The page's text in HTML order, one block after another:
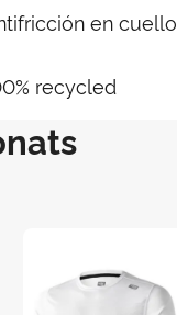
en cuello
recycled